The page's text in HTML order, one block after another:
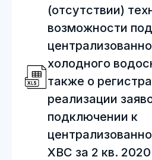
(отсутствии)
возможности
холодного
также о
реализации
подключении к
ХВС за 2 кв. 2020